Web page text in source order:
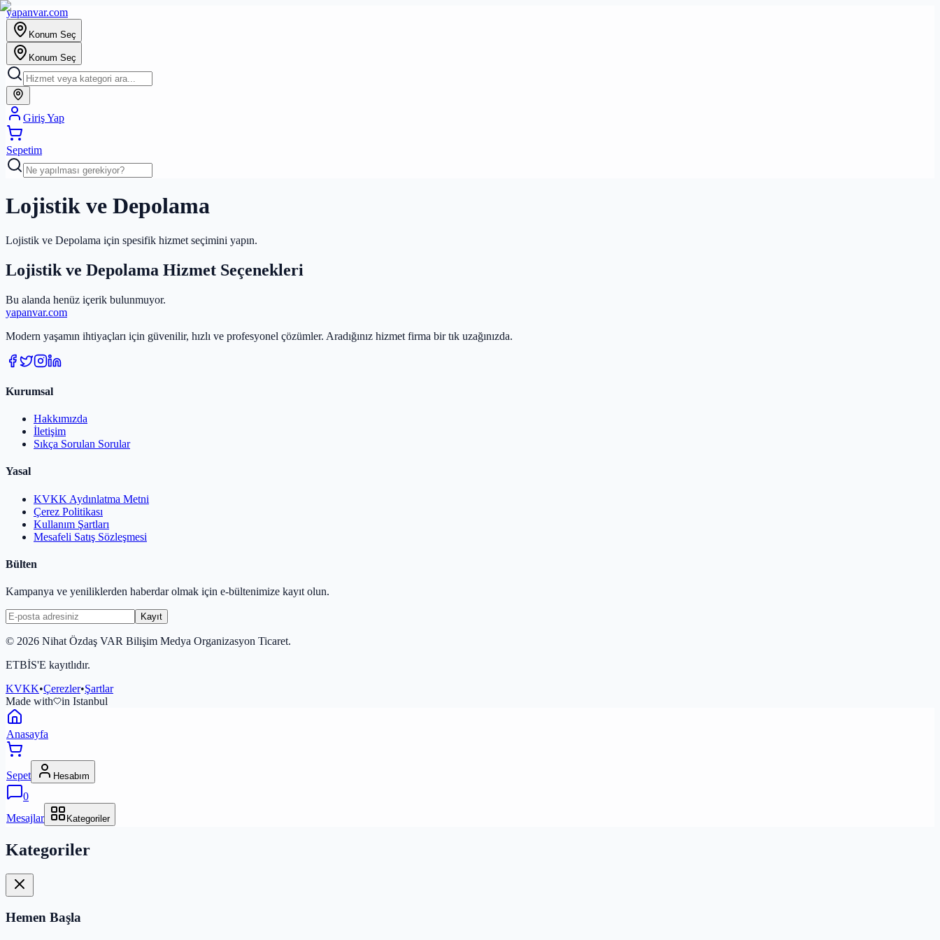
yapanvar.com
Konum Seç
Konum Seç
Giriş Yap
Sepetim
Lojistik ve Depolama
Lojistik ve Depolama için spesifik hizmet seçimini yapın.
Lojistik ve Depolama Hizmet Seçenekleri
Bu alanda henüz içerik bulunmuyor.
yapanvar.com
Modern yaşamın ihtiyaçları için güvenilir, hızlı ve profesyonel çözümler. Aradığınız hizmet firma bir tık uzağınızda.
Kurumsal
Hakkımızda
İletişim
Sıkça Sorulan Sorular
Yasal
KVKK Aydınlatma Metni
Çerez Politikası
Kullanım Şartları
Mesafeli Satış Sözleşmesi
Bülten
Kampanya ve yeniliklerden haberdar olmak için e-bültenimize kayıt olun.
Kayıt
© 2026 Nihat Özdaş VAR Bilişim Medya Organizasyon Ticaret.
ETBİS'E kayıtlıdır.
KVKK•Çerezler•Şartlar
Made with
in Istanbul
Anasayfa
Sepet Hesabım
0
Mesajlar
Kategoriler
Kategoriler
Hemen Başla